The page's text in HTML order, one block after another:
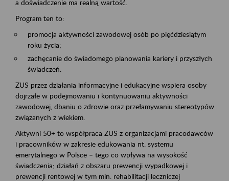
a doświadczenie ma realną wartość.
Program ten to:
promocja aktywności zawodowej osób po pięćdziesiątym
roku życia;
zachęcanie do świadomego planowania kariery i przyszłych
świadczeń.
ZUS przez działania informacyjne i edukacyjne wspiera osoby
dojrzałe w podejmowaniu i kontynuowaniu aktywności
zawodowej, dbaniu o zdrowie oraz przełamywaniu stereotypów
związanych z wiekiem.
Aktywni 50+ to współpraca ZUS z organizacjami pracodawców
i pracowników w zakresie edukowania nt. systemu
emerytalnego w Polsce – tego co wpływa na wysokość
świadczenia; działań z obszaru prewencji wypadkowej i
prewencji rentowej w tym min. rehabilitacji leczniczej